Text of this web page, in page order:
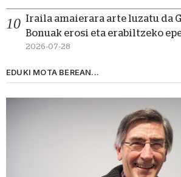
Iraila amaierara arte luzatu da
Bonuak erosi eta erabiltzeko
2026-07-28
EDUKI MOTA BEREAN...